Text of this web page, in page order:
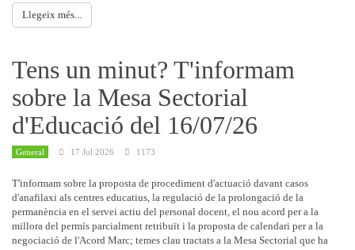
Llegeix més...
Tens un minut? T'informam
sobre la Mesa Sectorial
d'Educació del 16/07/26
General 17 Jul 2026 1173
T'informam sobre la proposta de procediment d'actuació davant casos
d'anafilaxi als centres educatius, la regulació de la prolongació de la
permanència en el servei actiu del personal docent, el nou acord per a la
millora del permís parcialment retribuït i la proposta de calendari per a la
negociació de l'Acord Marc; temes clau tractats a la Mesa Sectorial que ha